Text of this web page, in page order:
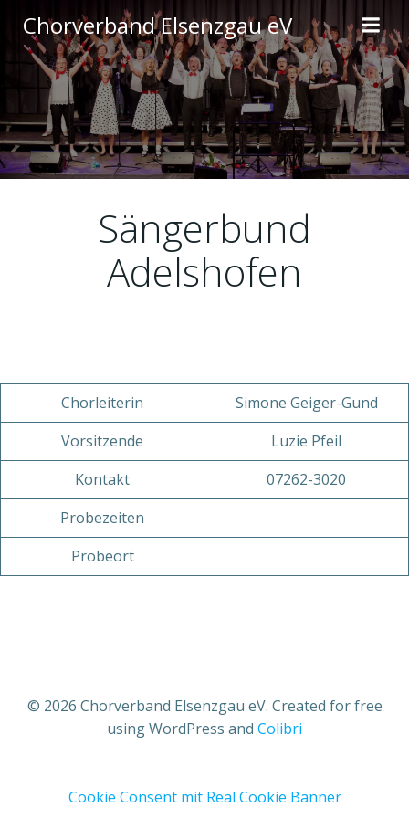
Inhalt
springen
Chorverband Elsenzgau eV
Sängerbund
Adelshofen
Chorleiterin
Simone Geiger-Gund
Vorsitzende
Luzie Pfeil
Kontakt
07262-3020
Probezeiten
Probeort
© 2026 Chorverband Elsenzgau eV. Created for free
using WordPress and Colibri
Cookie Consent mit Real Cookie Banner